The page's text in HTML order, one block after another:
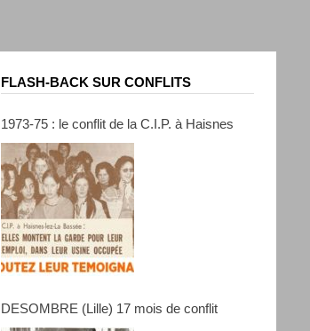
FLASH-BACK SUR CONFLITS
1973-75 : le conflit de la C.I.P. à Haisnes
DESOMBRE (Lille) 17 mois de conflit